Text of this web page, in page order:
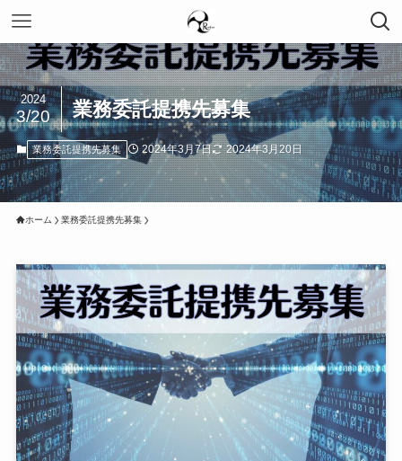
業務委託提携先募集
2024
3/20
業務委託提携先募集 2024年3月7日 2024年3月20日
ホーム 業務委託提携先募集